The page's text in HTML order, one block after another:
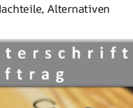
Alternativen